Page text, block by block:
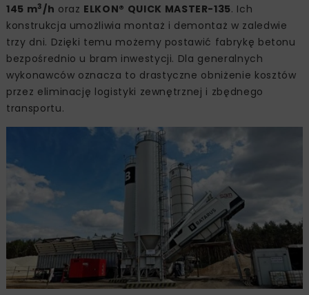
145 m3 /h oraz ELKON® QUICK MASTER-135. Ich
konstrukcja umożliwia montaż i demontaż w zaledwie
trzy dni. Dzięki temu możemy postawić fabrykę betonu
bezpośrednio u bram inwestycji. Dla generalnych
wykonawców oznacza to drastyczne obniżenie kosztów
przez eliminację logistyki zewnętrznej i zbędnego
transportu.